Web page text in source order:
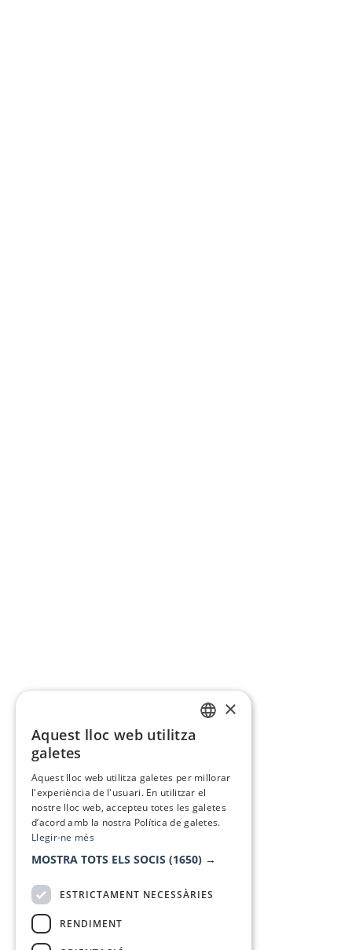
×
Aquest lloc web utilitza
galetes
Aquest lloc web utilitza galetes per millorar
l'experiència de l'usuari. En utilitzar el
nostre lloc web, accepteu totes les galetes
d’acord amb la nostra Política de galetes.
Llegir-ne més
MOSTRA TOTS ELS SOCIS (1650) →
ESTRICTAMENT NECESSÀRIES
RENDIMENT